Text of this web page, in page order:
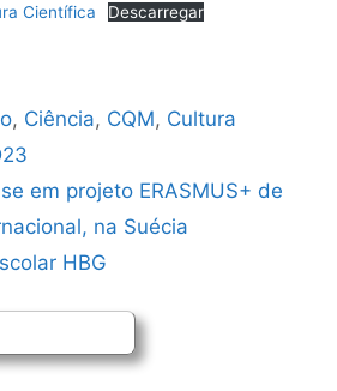
Científica Descarregar
, Ciência, CQM, Cultura
em projeto ERASMUS+ de
na Suécia
HBG